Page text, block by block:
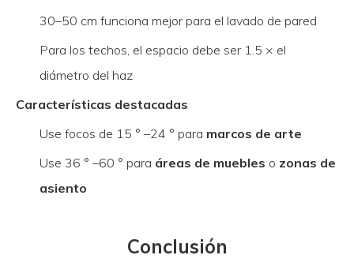
30–50 cm funciona mejor para el lavado de pared
Para los techos, el espacio debe ser 1.5 × el
diámetro del haz
Características destacadas
Use focos de 15 ° –24 ° para marcos de arte
Use 36 ° –60 ° para áreas de muebles o zonas de
asiento
Conclusión